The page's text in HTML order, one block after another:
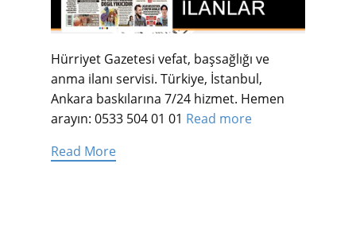
Hürriyet Gazetesi vefat, başsağlığı ve
anma ilanı servisi. Türkiye, İstanbul,
Ankara baskılarına 7/24 hizmet. Hemen
arayın: 0533 504 01 01 Read more
Read More